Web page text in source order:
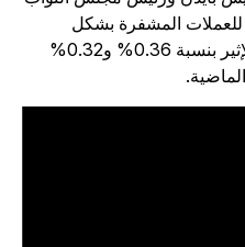
المشفرة بشكل
طفيف، حيث تراجع البيتكوين والإثير بنسبة 0.36% و0.32%